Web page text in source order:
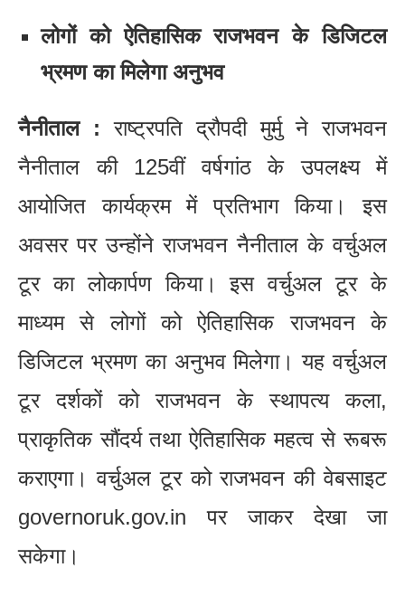
लोगों को ऐतिहासिक राजभवन के डिजिटल
भ्रमण का मिलेगा अनुभव
नैनीताल : राष्ट्रपति द्रौपदी मुर्मु ने राजभवन
नैनीताल की 125वीं वर्षगांठ के उपलक्ष्य में
आयोजित कार्यक्रम में प्रतिभाग किया। इस
अवसर पर उन्होंने राजभवन नैनीताल के वर्चुअल
टूर का लोकार्पण किया। इस वर्चुअल टूर के
माध्यम से लोगों को ऐतिहासिक राजभवन के
डिजिटल भ्रमण का अनुभव मिलेगा। यह वर्चुअल
टूर दर्शकों को राजभवन के स्थापत्य कला,
प्राकृतिक सौंदर्य तथा ऐतिहासिक महत्व से रूबरू
कराएगा। वर्चुअल टूर को राजभवन की वेबसाइट
governoruk.gov.in पर जाकर देखा जा
सकेगा।